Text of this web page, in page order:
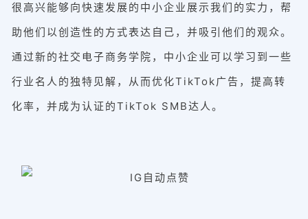
很高兴能够向快速发展的中小企业展示我们的实力，帮
助他们以创造性的方式表达自己，并吸引他们的观众。
通过新的社交电子商务学院，中小企业可以学习到一些
行业名人的独特见解，从而优化TikTok广告，提高转
化率，并成为认证的TikTok SMB达人。